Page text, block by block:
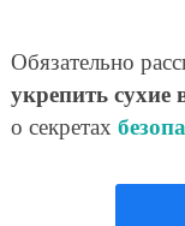
Обязательно
укрепить сухие
о секретах